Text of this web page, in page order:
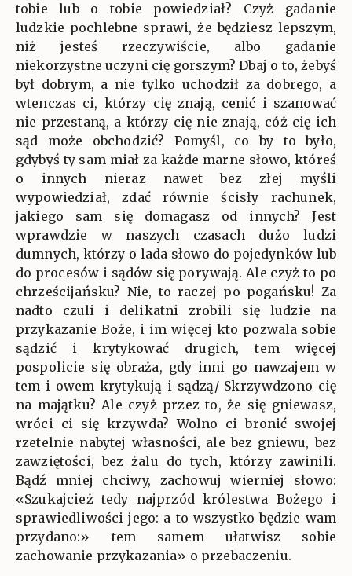
tobie lub o tobie powiedział? Czyż gadanie
ludzkie pochlebne sprawi, że będziesz lepszym,
niż jesteś rzeczywiście, albo gadanie
niekorzystne uczyni cię gorszym? Dbaj o to, żebyś
był dobrym, a nie tylko uchodził za dobrego, a
wtenczas ci, którzy cię znają, cenić i szanować
nie przestaną, a którzy cię nie znają, cóż cię ich
sąd może obchodzić? Pomyśl, co by to było,
gdybyś ty sam miał za każde marne słowo, któreś
o innych nieraz nawet bez złej myśli
wypowiedział, zdać równie ścisły rachunek,
jakiego sam się domagasz od innych? Jest
wprawdzie w naszych czasach dużo ludzi
dumnych, którzy o lada słowo do pojedynków lub
do procesów i sądów się porywają. Ale czyż to po
chrześcijańsku? Nie, to raczej po pogańsku! Za
nadto czuli i delikatni zrobili się ludzie na
przykazanie Boże, i im więcej kto pozwala sobie
sądzić i krytykować drugich, tem więcej
pospolicie się obraża, gdy inni go nawzajem w
tem i owem krytykują i sądzą/ Skrzywdzono cię
na majątku? Ale czyż przez to, że się gniewasz,
wróci ci się krzywda? Wolno ci bronić swojej
rzetelnie nabytej własności, ale bez gniewu, bez
zawziętości, bez żalu do tych, którzy zawinili.
Bądź mniej chciwy, zachowuj wierniej słowo:
«Szukajcież tedy najprzód królestwa Bożego i
sprawiedliwości jego: a to wszystko będzie wam
przydano:» tem samem ułatwisz sobie
zachowanie przykazania» o przebaczeniu.